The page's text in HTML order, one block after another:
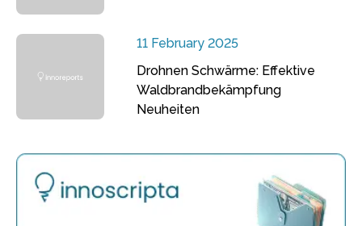
11 February 2025
Drohnen Schwärme: Effektive
Waldbrandbekämpfung
Neuheiten